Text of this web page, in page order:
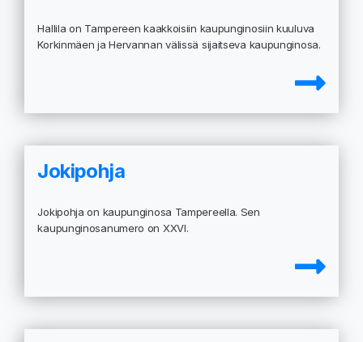
Hallila on Tampereen kaakkoisiin kaupunginosiin kuuluva
Korkinmäen ja Hervannan välissä sijaitseva kaupunginosa.
Jokipohja
Jokipohja on kaupunginosa Tampereella. Sen
kaupunginosanumero on XXVI.